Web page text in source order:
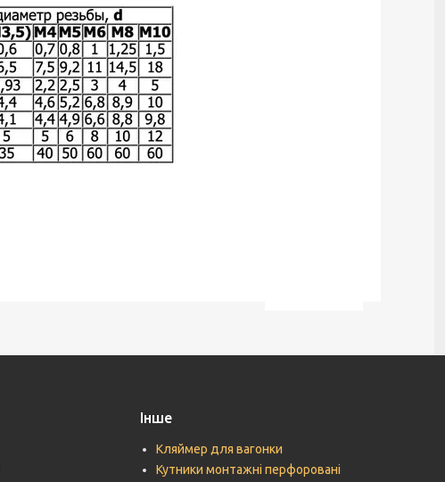
Інше
Кляймер для вагонки
Кутники монтажні перфоровані